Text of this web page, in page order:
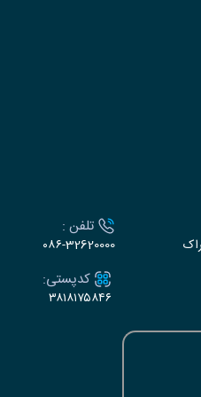
تلفن :
۰۸۶-32620000
کدپستی:
۳۸۱۸۱۷۵۸۴۶